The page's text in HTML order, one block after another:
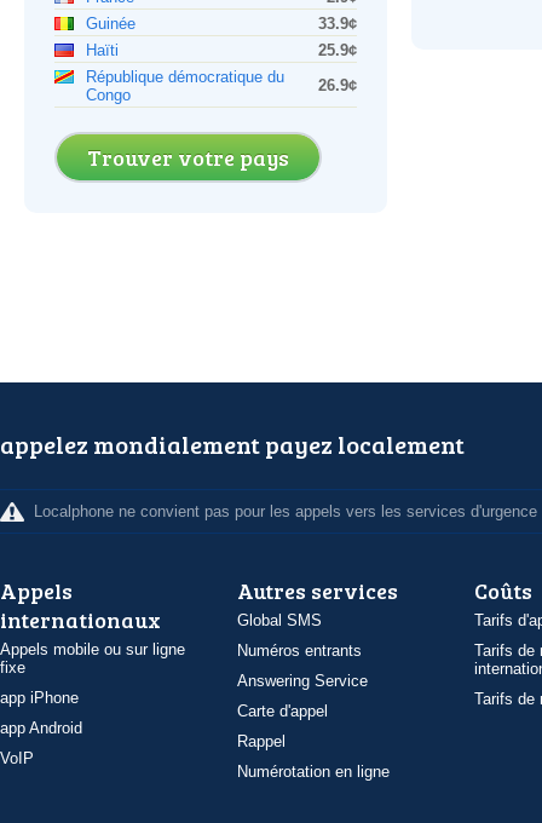
Guinée
33.9¢
Haïti
25.9¢
République démocratique du
Congo
26.9¢
Trouver votre pays
appelez mondialement payez localement
Localphone ne convient pas pour les appels vers les services d'urgence
Appels
internationaux
Appels mobile ou sur ligne
fixe
app iPhone
app Android
VoIP
Autres services
Global SMS
Numéros entrants
Answering Service
Carte d'appel
Rappel
Numérotation en ligne
Coûts
Tarifs
Tarifs de
Tarifs de